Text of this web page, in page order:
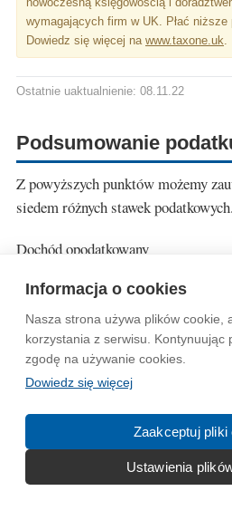
Informacja o cookies
Nasza strona używa plików cookie,
korzystania z serwisu. Kontynuując
zgodę na używanie cookies.
Dowiedz się więcej
Zaakceptuj pliki
Ustawienia
wymagających firm w UK. Płać niższe
Dowiedz się więcej na www.taxone.uk
Ostatnie uaktualnienie: 08.11.22
Podsumowanie
Z powyższych punktów możemy
siedem różnych stawek podatkowych.
Dochód opodatkowany
Dochód Odsetki
0%
20%
40%
40%
45%
45%